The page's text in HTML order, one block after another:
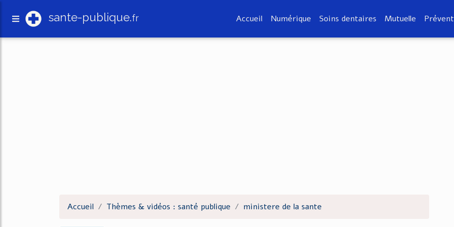
sante-publique.fr Accueil Numérique Soins dentaires Mutuelle
Accueil Thèmes & vidéos : santé publique ministere de la sante